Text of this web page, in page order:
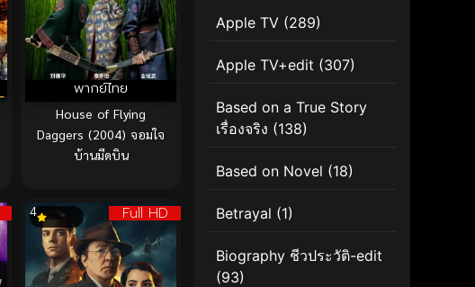
พากย์ไทย
House of Flying
Daggers (2004) จอมใจ
บ้านมีดบิน
Full HD
4
Apple TV (289)
Apple TV+edit (307)
Based on a True Story
เรื่องจริง (138)
Based on Novel (18)
Betrayal (1)
Biography ชีวประวัติ-edit
(93)